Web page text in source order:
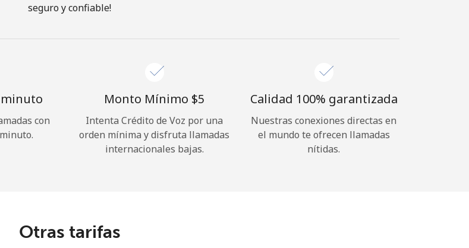
¡Hola!
seguro y confiable!
minuto
con
Monto Mínimo ⁦$5⁩
Intenta Crédito de Voz por una
orden mínima y disfruta llamadas
internacionales bajas.
Calidad 100% garantizada
Nuestras conexiones directas en
el mundo te ofrecen llamadas
nítidas.
Otras tarifas